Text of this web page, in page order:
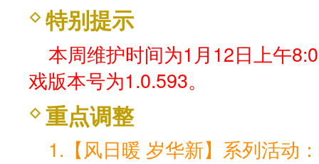
特别提示
本周维护时间为1月12日上午
戏版本号为1.0.593。
重点调整
1.【风日暖 岁华新】系列活动：